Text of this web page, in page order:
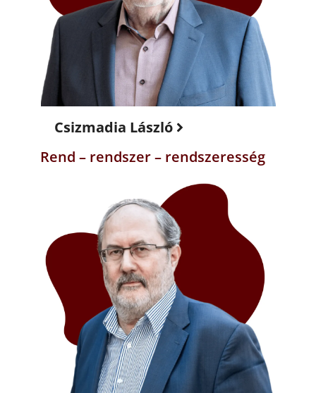
Csizmadia László
Rend – rendszer – rendszeresség